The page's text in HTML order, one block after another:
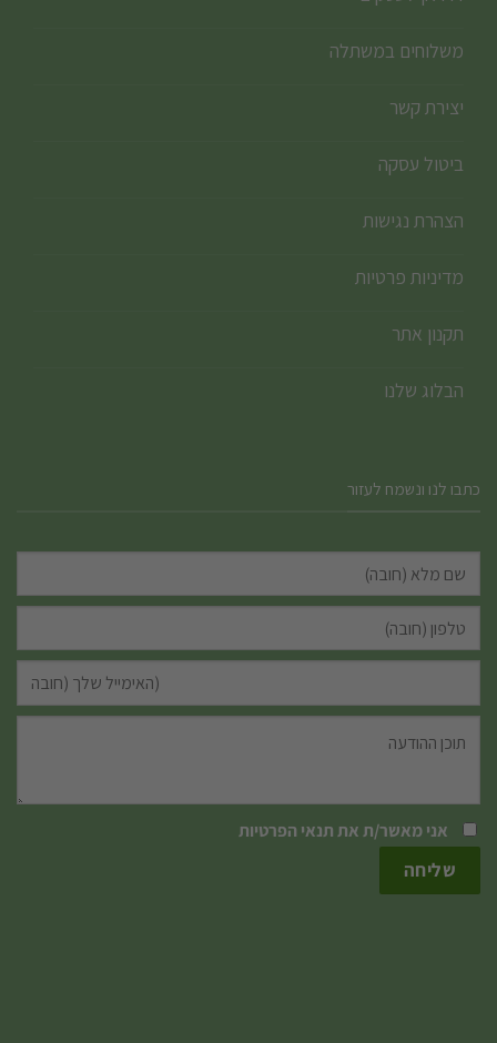
משלוחים במשתלה
יצירת קשר
ביטול עסקה
הצהרת נגישות
מדיניות פרטיות
תקנון אתר
הבלוג שלנו
כתבו לנו ונשמח לעזור
אני מאשר/ת אתתנאי הפרטיות